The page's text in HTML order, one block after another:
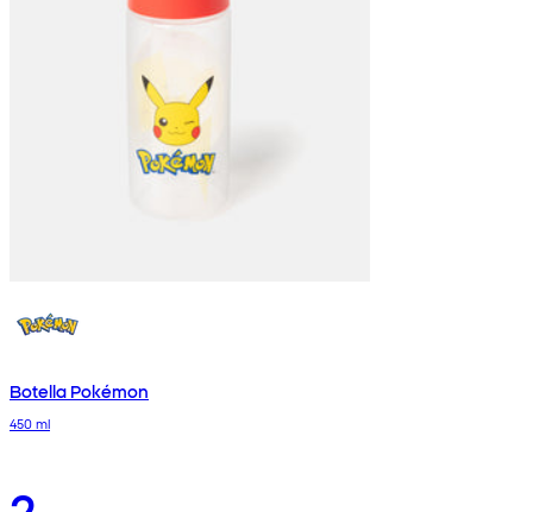
Botella Pokémon
450 ml